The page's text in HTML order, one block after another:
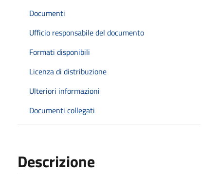
Documenti
Ufficio responsabile del documento
Formati disponibili
Licenza di distribuzione
Ulteriori informazioni
Documenti collegati
Descrizione